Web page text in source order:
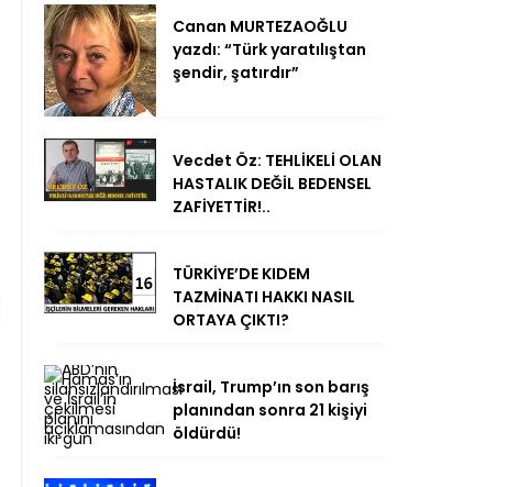
Canan MURTEZAOĞLU
yazdı: “Türk yaratılıştan
şendir, şatırdır”
Vecdet Öz: TEHLİKELİ OLAN
HASTALIK DEĞİL BEDENSEL
ZAFİYETTİR!..
TÜRKİYE’DE KIDEM
TAZMİNATI HAKKI NASIL
ORTAYA ÇIKTI?
İsrail, Trump’ın son barış
planından sonra 21 kişiyi
öldürdü!